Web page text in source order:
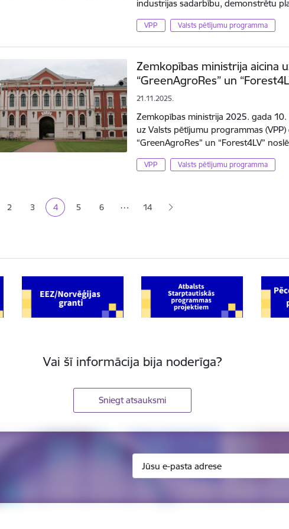
industrijas sadarbību, demonstrētu
VPP Valsts pētījumu programma
Zemkopības ministrija aicina
“GreenAgroRes” un
21.11.2025.
Zemkopības ministrija 2025. gada
uz Valsts pētījumu programmas
“GreenAgroRes” un “Forest4LV”
VPP Valsts pētījumu programma
Lapa
2 Lapa
3 Pašreizējā lapa
4 Lapa
5 Lapa
6 … 14
Vai šī informācija bija noderīga?
Sniegt atsauksmi